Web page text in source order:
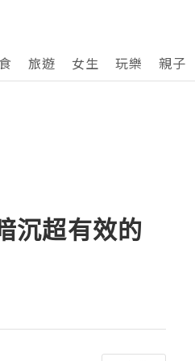
旅遊 女生 玩樂 親子
沉超有效的